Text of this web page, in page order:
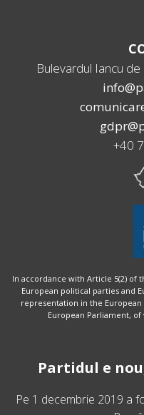
Bulevardul Iancu
+40
In accordance with Article 5(2) of
European political parties and
representation in the
European Parliament,
Partidul e
Pe 1 decembrie 2019 a